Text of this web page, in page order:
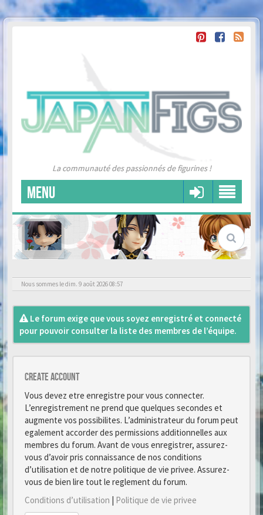
La communauté des passionnés de figurines !
MENU
Nous sommes le dim. 9 août 2026 08:57
Le forum exige que vous soyez enregistré et connecté
pour pouvoir consulter la liste des membres de l’équipe.
Create account
Vous devez etre enregistre pour vous connecter.
L’enregistrement ne prend que quelques secondes et
augmente vos possibilites. L’administrateur du forum peut
egalement accorder des permissions additionnelles aux
membres du forum. Avant de vous enregistrer, assurez-
vous d’avoir pris connaissance de nos conditions
d’utilisation et de notre politique de vie privee. Assurez-
vous de bien lire tout le reglement du forum.
Conditions d’utilisation | Politique de vie privee